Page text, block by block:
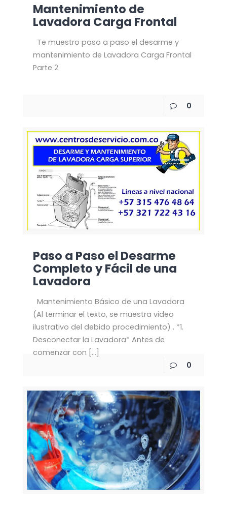
Mantenimiento de
Lavadora Carga Frontal
Te muestro paso a paso el desarme y
mantenimiento de Lavadora Carga Frontal
Parte 2
0
Paso a Paso el Desarme
Completo y Fácil de una
Lavadora
Mantenimiento Básico de una Lavadora
(Al terminar el texto, se muestra video
ilustrativo del debido procedimiento) . *1.
Desconectar la Lavadora* Antes de
comenzar con […]
0